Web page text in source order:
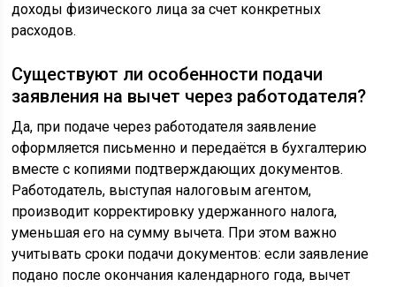
доходы физического лица за счет конкретных
расходов.
Существуют ли особенности подачи
заявления на вычет через работодателя?
Да, при подаче через работодателя заявление
оформляется письменно и передаётся в бухгалтерию
вместе с копиями подтверждающих документов.
Работодатель, выступая налоговым агентом,
производит корректировку удержанного налога,
уменьшая его на сумму вычета. При этом важно
учитывать сроки подачи документов: если заявление
подано после окончания календарного года, вычет